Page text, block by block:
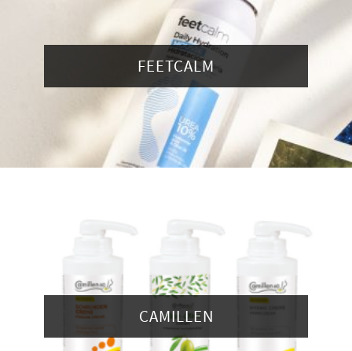
FEETCALM
CAMILLEN